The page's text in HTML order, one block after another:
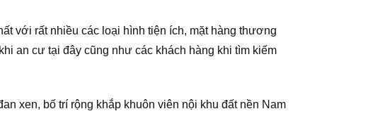
với rất nhiều các loại hình tiện ích, mặt hàng thương
an cư tại đây cũng như các khách hàng khi tìm kiếm
xen, bố trí rộng khắp khuôn viên nội khu đất nền Nam